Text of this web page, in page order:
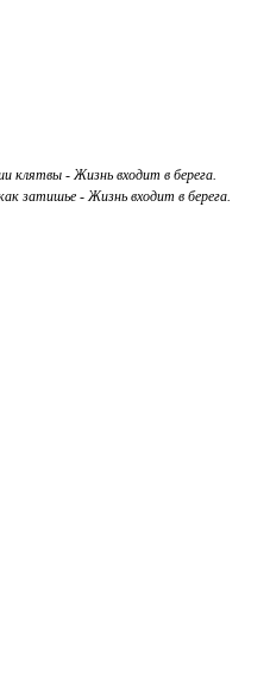
клятвы - Жизнь входит в берега.
затишье - Жизнь входит в берега.